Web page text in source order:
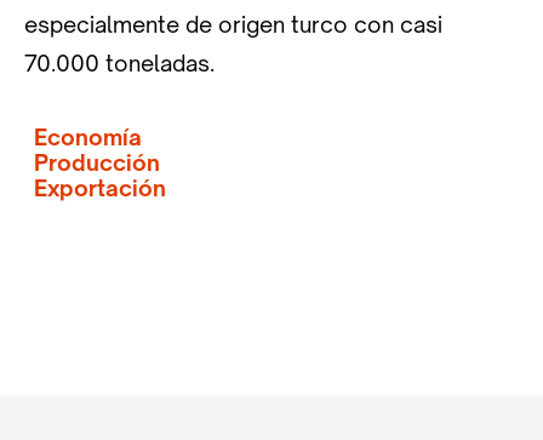
especialmente de origen turco con casi
70.000 toneladas.
Economía
Producción
Exportación